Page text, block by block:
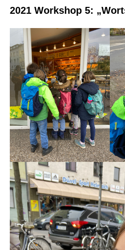
2021 Workshop 5: